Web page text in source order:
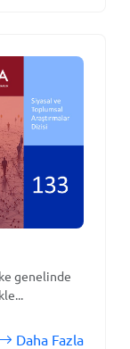
genelinde
Daha Fazla